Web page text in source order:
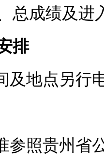
成绩及进
排
地点另行电
照贵州省